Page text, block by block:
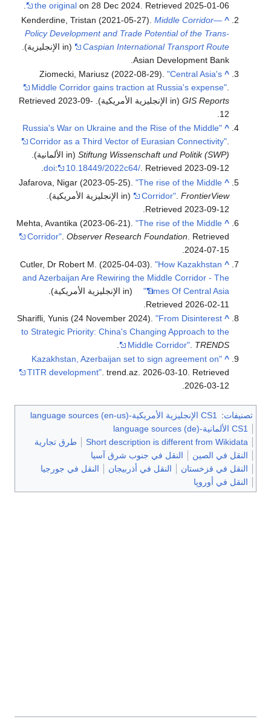
the original on 28 Dec 2024 . Retrieved 2025-01-06
^
Kenderdine, Tristan (2021-05-27).Middle Corridor—
Policy Development and Trade Potential of the Trans-
Caspian International Transport Route
(in الإنجليزية).
Asian Development Bank.
^
Ziomecki, Mariusz (2022-08-29)."Central Asia's
Middle Corridor gains traction at Russia's expense"
GIS Reports(in الإنجليزية الأمريكية) . Retrieved
2023-09-
12
^
"Russia's War on Ukraine and the Rise of the Middle
Corridor as a Third Vector of Eurasian Connectivity".
Stiftung Wissenschaft und Politik (SWP)(in الألمانية).
doi: 10.18449/2022c64/. Retrieved2023-09-12
.
^
Jafarova, Nigar (2023-05-25)."The rise of the Middle
Corridor" .FrontierView (in الإنجليزية الأمريكية)
.
Retrieved 2023-09-12
^
Mehta, Avantika (2023-06-21)."The rise of the Middle
Corridor" .Observer Research Foundation . Retrieved
2024-07-15
^
Cutler, Dr Robert M. (2025-04-03)."How Kazakhstan
and Azerbaijan Are Rewiring the Middle Corridor - The
Times Of Central Asia"
(in الإنجليزية الأمريكية)
.
Retrieved 2026-02-11
^
Sharifli, Yunis (24 November 2024)."From Disinterest
to Strategic Priority: China's Changing Approach to the
Middle Corridor" TRENDS
^
"Kazakhstan, Azerbaijan set to sign agreement on
TITR development". trend.az. 2026-03-10. Retrieved
2026-03-12
.
تصنيفات: CS1 الإنجليزية الأمريكية-language sources (en-us)
CS1 الألمانية-language sources (de)
Short description is different from Wikidata
طرق تجارية
النقل في الصين
النقل في جنوب شرق آسيا
النقل في قزخستان
النقل في أذربيجان
النقل في جورجيا
النقل في أوروپا